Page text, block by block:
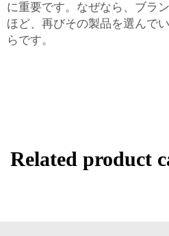
に重要です。なぜなら、ブラ
ほど、再びその製品を選んで
らです。
Related product